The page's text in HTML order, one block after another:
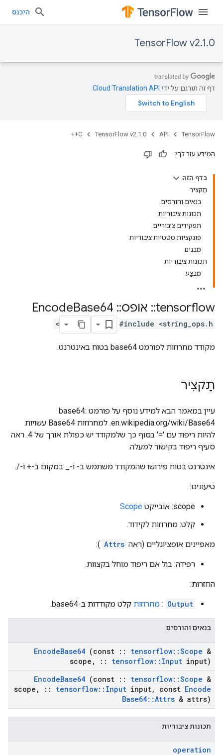
היכנס
TensorFlow v2.1.0
דף זה תורגם על ידי Cloud Translation API
TensorFlow
API
TensorFlow v2.1.0
C++
המידע עזר לך?
בדף הזה
תַקצִיר
בנאים והורסים
תכונות ציבוריות
תפקידים ציבוריים
פונקציות סטטיות ציבוריות
מבנים
תכונות ציבוריות
מִבצָע
tensorflow
:: אופס::
Base64
#include <string_ops.h>
מקודד מחרוזות לפורמט base64 בטוח באינטרנט.
תַקצִיר
עיין במאמר הבא למידע נוסף על פורמט base64:
en.wikipedia.org/wiki/Base64. למחרוזות Base64 עשויות
להיות ריפוד עם '=' בסוף כך שלמקודד יש כפולת אורך של 4. ראה
סעיף ריפוד בקישור למעלה.
אינטרנט בטוח פירושו שהמקודד משתמש ב- ו-_ במקום ב-+ ו-/.
טיעונים:
scope: אובייקט
Scope
קלט: מחרוזות לקידוד.
מאפיינים אופציונליים (ראה Attrs
):
רפידה: בול אם ריפוד מוחל בקצוות.
החזרות:
Output
: מחרוזות קלט מקודדות ב-base64.
בנאים והורסים
EncodeBase64 (const :: tensorflow::Scope &
scope , :: tensorflow:: Input input)
EncodeBase64 (const :: tensorflow::Scope &
scope , :: tensorflow:: Input input, const Encode
Base64::Attrs & attrs)
תכונות ציבוריות
operation